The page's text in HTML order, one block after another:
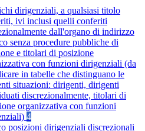
dirigenziali, a qualsiasi titolo
ivi inclusi quelli conferiti
dall'organo di indirizzo
senza procedure pubbliche di
e titolari di posizione
con funzioni dirigenziali (da
in tabelle che distinguano le
situazioni: dirigenti, dirigenti
discrezionalmente, titolari di
organizzativa con funzioni
4
posizioni dirigenziali discrezionali